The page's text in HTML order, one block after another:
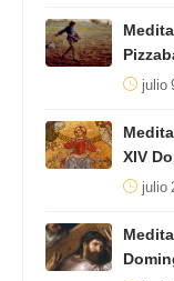
julio
XIV
julio